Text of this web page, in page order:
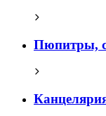
Пюпитры,